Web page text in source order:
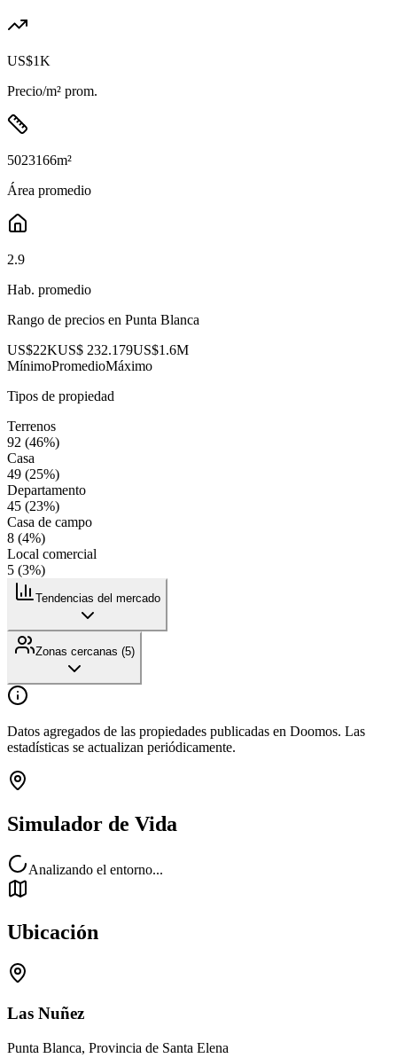
US$1K
Precio/m² prom.
5023166m²
Área promedio
2.9
Hab. promedio
Rango de precios en Punta Blanca
US$22KUS$ 232.179US$1.6M
MínimoPromedioMáximo
Tipos de propiedad
Terrenos
92 (46%)
Casa
49 (25%)
Departamento
45 (23%)
Casa de campo
8 (4%)
Local comercial
5 (3%)
Tendencias del mercado
Zonas cercanas (5)
Datos agregados de las propiedades publicadas en Doomos. Las
estadísticas se actualizan periódicamente.
Simulador de Vida
Analizando el entorno...
Ubicación
Las Nuñez
Punta Blanca, Provincia de Santa Elena